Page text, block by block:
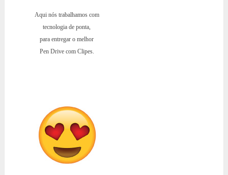
Aqui nós trabalhamos com
tecnologia de ponta,
para entregar o melhor
Pen Drive com Clipes.